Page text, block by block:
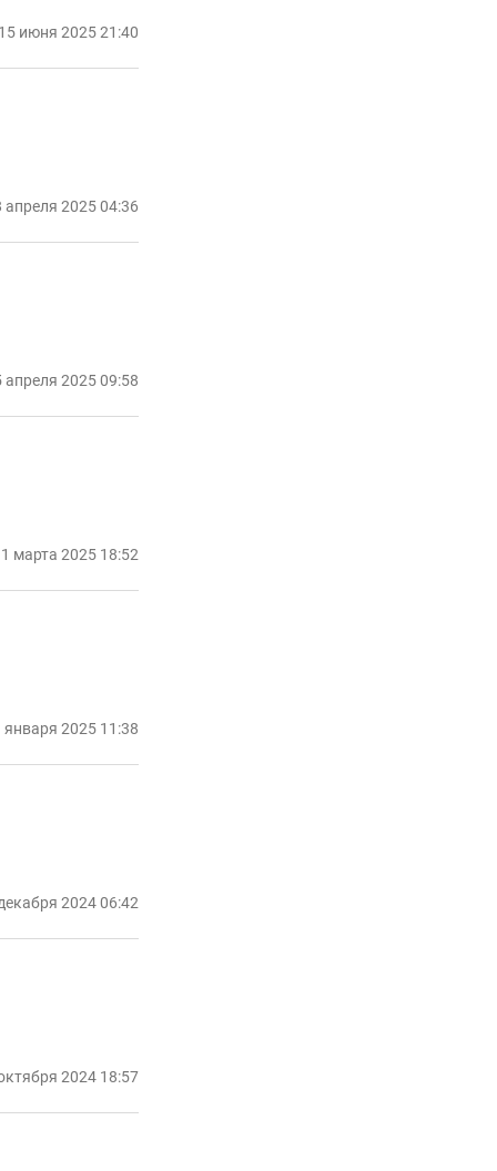
июня 2025 21:40
апреля 2025 04:36
апреля 2025 09:58
марта 2025 18:52
января 2025 11:38
2024 06:42
2024 18:57